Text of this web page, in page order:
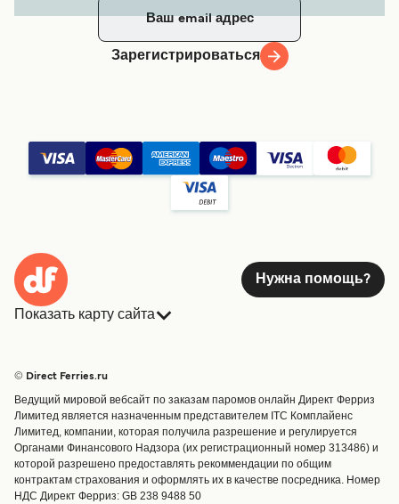
Зарегистрироваться
Нужна помощь?
Показать карту сайта
Страны
Обслуживание клиентов
Операторы
Маршруты и порты
Special Offers
Предлагает
Паромные билеты
Грузоперевозки
© Direct Ferries.ru
Ведущий мировой вебсайт по заказам паромов онлайн Директ Ферриз
Лимитед является назначенным представителем ITC Комплайенс
Лимитед, компании, которая получила разрешение и регулируется
Органами Финансового Надзора (их регистрационный номер 313486) и
которой разрешено предоставлять рекоммендации по общим
контрактам страхования и оформлять их в качестве посредника. Номер
НДС Директ Ферриз: GB 238 9488 50